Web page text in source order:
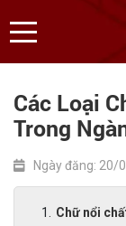
Các Loại
Trong
Ngày đăng: 20/
Chữ nổi